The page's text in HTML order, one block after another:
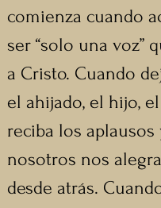
comienza cuando
ser “solo una voz”
a Cristo. Cuando
el ahijado, el hijo,
reciba los aplausos
nosotros nos
desde atrás.